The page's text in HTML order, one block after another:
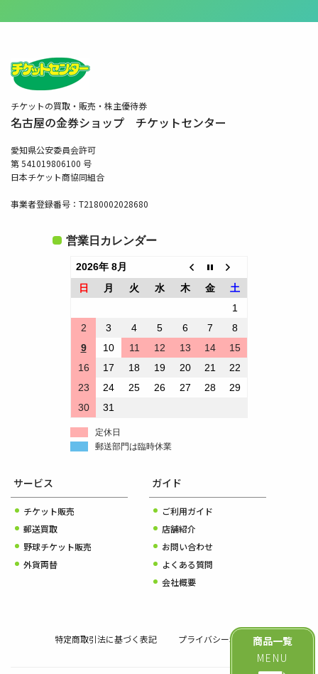
チケットの買取・販売・株主優待券
名古屋の金券ショップ チケットセンター
愛知県公安委員会許可
第 541019806100 号
日本チケット商協同組合
事業者登録番号：T2180002028680
営業日カレンダー
2026年 8月
日
月 火 水 木 金
土
1
2
3 4 5 6 7
8
9
10 11 12 13 14
15
16
17 18 19 20 21
22
23
24 25 26 27 28
29
30
31
定休日
郵送部門は臨時休業
サービス
チケット販売
郵送買取
野球チケット販売
外貨両替
ガイド
ご利用ガイド
店舗紹介
お問い合わせ
よくある質問
会社概要
特定商取引法に基づく表記 プライバシーポリシー商品一覧
MENU